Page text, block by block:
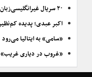
۲۰ سریال غیرانگلیسی‌زبان برگزیده سال‌های اخیر
اکبر عبدی؛ پدیده
«سامی» به ایتالیا می‌رود
«غروب در دیاری غریب»